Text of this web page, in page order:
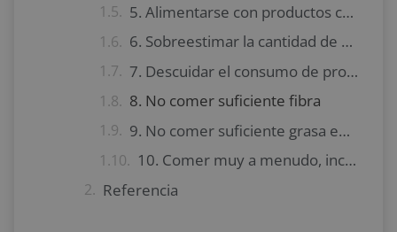
5. Alimentarse con productos comerciales de dieta bajos en grasa
6. Sobreestimar la cantidad de calorías que quemamos al hacer ejercicio
7. Descuidar el consumo de proteína
8. No comer suficiente fibra
9. No comer suficiente grasa en una dieta baja en carbohidratos
10. Comer muy a menudo, incluso sin apetito
Referencia